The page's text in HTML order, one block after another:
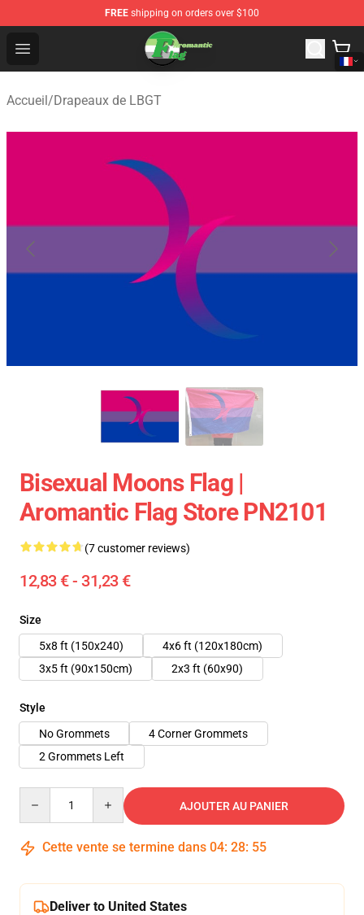
FREE shipping on orders over $100
Open menu
Aromantic Flag Shop - The Best Store of Aromantic Flag
Accueil/Drapeaux de LBGT
Bisexual Moons Flag |
Aromantic Flag Store PN2101
(7 customer reviews)
12,83 € - 31,23 €
Size
5x8 ft (150x240)
4x6 ft (120x180cm)
3x5 ft (90x150cm)
2x3 ft (60x90)
Style
No Grommets
4 Corner Grommets
2 Grommets Left
AJOUTER AU PANIER
Cette vente se termine dans 04: 28: 54
Deliver to United States